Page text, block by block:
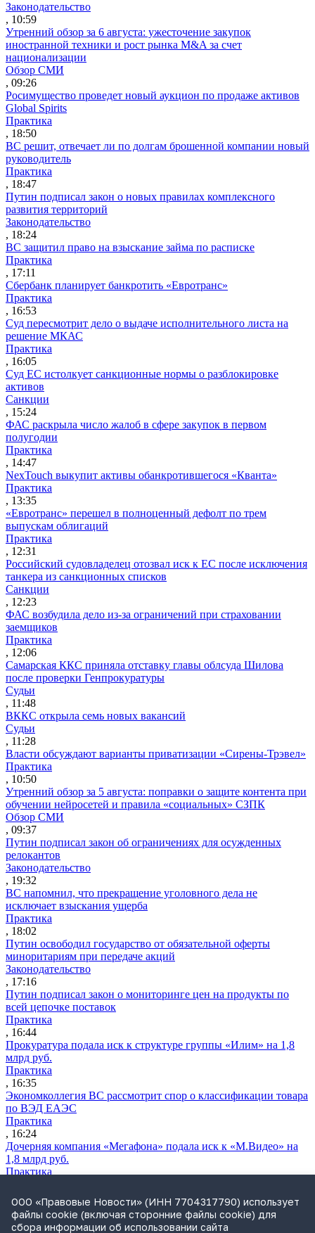
Законодательство
, 10:59
Утренний обзор за 6 августа: ужесточение закупок
иностранной техники и рост рынка M&A за счет
национализации
Обзор СМИ
, 09:26
Росимущество проведет новый аукцион по продаже активов
Global Spirits
Практика
, 18:50
ВС решит, отвечает ли по долгам брошенной компании новый
руководитель
Практика
, 18:47
Путин подписал закон о новых правилах комплексного
развития территорий
Законодательство
, 18:24
ВС защитил право на взыскание займа по расписке
Практика
, 17:11
Сбербанк планирует банкротить «Евротранс»
Практика
, 16:53
Суд пересмотрит дело о выдаче исполнительного листа на
решение МКАС
Практика
, 16:05
Суд ЕС истолкует санкционные нормы о разблокировке
активов
Санкции
, 15:24
ФАС раскрыла число жалоб в сфере закупок в первом
полугодии
Практика
, 14:47
NexTouch выкупит активы обанкротившегося «Кванта»
Практика
, 13:35
«Евротранс» перешел в полноценный дефолт по трем
выпускам облигаций
Практика
, 12:31
Российский судовладелец отозвал иск к ЕС после исключения
танкера из санкционных списков
Санкции
, 12:23
ФАС возбудила дело из-за ограничений при страховании
заемщиков
Практика
, 12:06
Самарская ККС приняла отставку главы облсуда Шилова
после проверки Генпрокуратуры
Судьи
, 11:48
ВККС открыла семь новых вакансий
Судьи
, 11:28
Власти обсуждают варианты приватизации «Сирены-Трэвел»
Практика
, 10:50
Утренний обзор за 5 августа: поправки о защите контента при
обучении нейросетей и правила «социальных» СЗПК
Обзор СМИ
, 09:37
Путин подписал закон об ограничениях для осужденных
релокантов
Законодательство
, 19:32
ВС напомнил, что прекращение уголовного дела не
исключает взыскания ущерба
Практика
, 18:02
Путин освободил государство от обязательной оферты
миноритариям при передаче акций
Законодательство
, 17:16
Путин подписал закон о мониторинге цен на продукты по
всей цепочке поставок
Практика
, 16:44
Прокуратура подала иск к структуре группы «Илим» на 1,8
млрд руб.
Практика
, 16:35
Экономколлегия ВС рассмотрит спор о классификации товара
по ВЭД ЕАЭС
Практика
, 16:24
Дочерняя компания «Мегафона» подала иск к «М.Видео» на
1,8 млрд руб.
Практика
СИП проверит отмену патента на систему управления
устройствами после возражений «Яндекса»
Практика
ООО «Правовые Новости» (ИНН 7704317790) использует
файлы cookie (включая сторонние файлы cookie) для
сбора информации об использовании сайта